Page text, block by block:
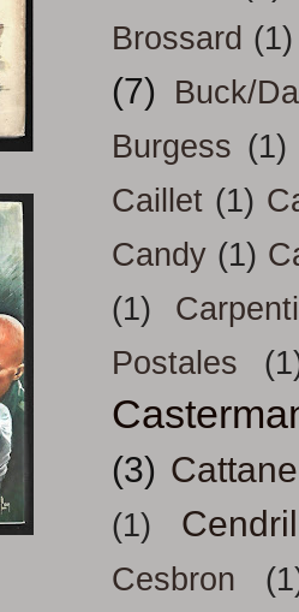
Brossard (1)
(7)
Buck/
Burgess (1)
Caillet (1)
Candy (1)
(1)
Postales
(3)
(1)
Cesbron